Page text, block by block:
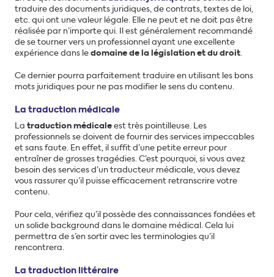
traduire des documents juridiques, de contrats, textes de loi,
etc. qui ont une valeur légale. Elle ne peut et ne doit pas être
réalisée par n’importe qui. Il est généralement recommandé
de se tourner vers un professionnel ayant une excellente
expérience dans le domaine de la législation et du droit.
Ce dernier pourra parfaitement traduire en utilisant les bons
mots juridiques pour ne pas modifier le sens du contenu.
La traduction médicale
La traduction médicale est très pointilleuse. Les
professionnels se doivent de fournir des services impeccables
et sans faute. En effet, il suffit d’une petite erreur pour
entraîner de grosses tragédies. C’est pourquoi, si vous avez
besoin des services d’un traducteur médicale, vous devez
vous rassurer qu’il puisse efficacement retranscrire votre
contenu.
Pour cela, vérifiez qu’il possède des connaissances fondées et
un solide background dans le domaine médical. Cela lui
permettra de s’en sortir avec les terminologies qu’il
rencontrera.
La traduction littéraire